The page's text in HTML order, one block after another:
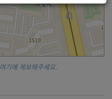
기에 제보해주세요.